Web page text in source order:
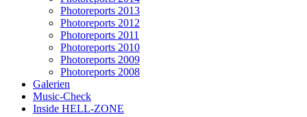
Photoreports 2013
Photoreports 2012
Photoreports 2011
Photoreports 2010
Photoreports 2009
Photoreports 2008
Galerien
Music-Check
Inside HELL-ZONE